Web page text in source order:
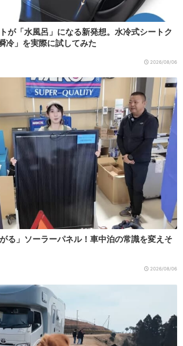
が「水風呂」になる新発想。水冷式シートク
冷」を実際に試してみた
2026/08/06
る」ソーラーパネル！車中泊の常識を変えそ
2026/08/06